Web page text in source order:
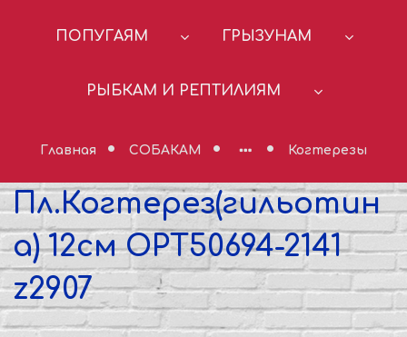
ПОПУГАЯМ ГРЫЗУНАМ
РЫБКАМ И РЕПТИЛИЯМ
Главная СОБАКАМ Когтерезы
Пл.Когтерез(гильотин
а) 12см OPT50694-2141
z2907